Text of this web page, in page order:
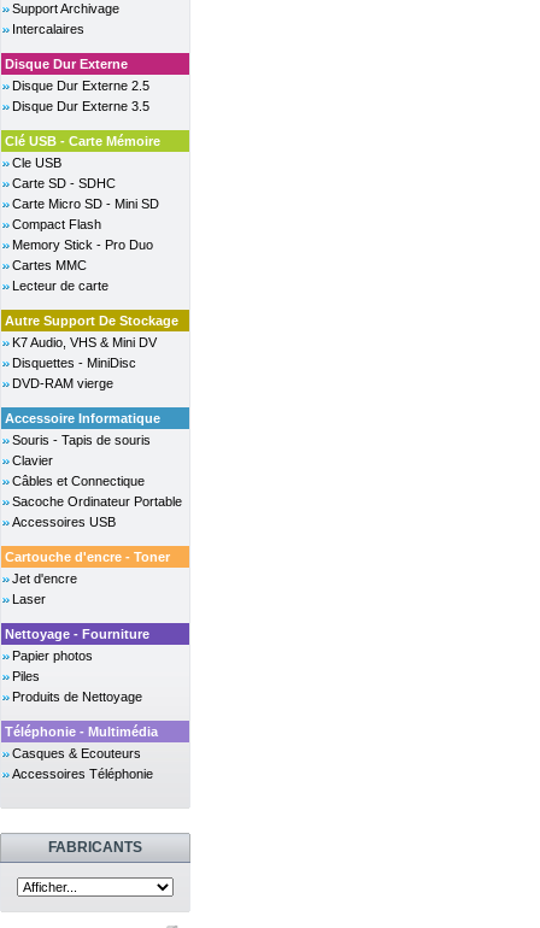
Support Archivage
Intercalaires
Disque Dur Externe
Disque Dur Externe 2.5
Disque Dur Externe 3.5
Clé USB - Carte Mémoire
Cle USB
Carte SD - SDHC
Carte Micro SD - Mini SD
Compact Flash
Memory Stick - Pro Duo
Cartes MMC
Lecteur de carte
Autre Support De Stockage
K7 Audio, VHS & Mini DV
Disquettes - MiniDisc
DVD-RAM vierge
Accessoire Informatique
Souris - Tapis de souris
Clavier
Câbles et Connectique
Sacoche Ordinateur Portable
Accessoires USB
Cartouche d'encre - Toner
Jet d'encre
Laser
Nettoyage - Fourniture
Papier photos
Piles
Produits de Nettoyage
Téléphonie - Multimédia
Casques & Ecouteurs
Accessoires Téléphonie
FABRICANTS